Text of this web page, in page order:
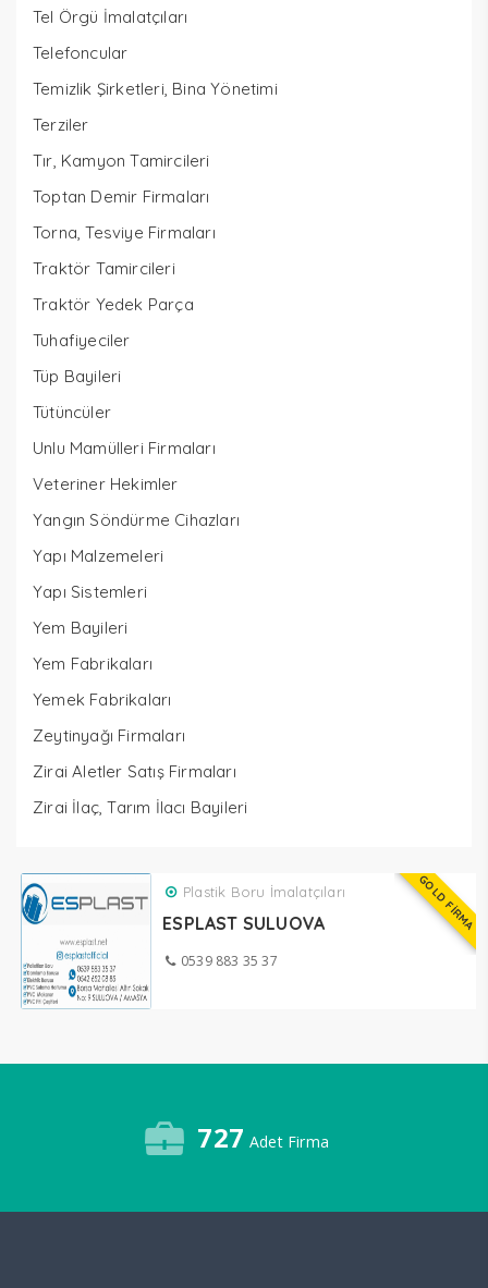
Tel Örgü İmalatçıları
Telefoncular
Temizlik Şirketleri, Bina Yönetimi
Terziler
Tır, Kamyon Tamircileri
Toptan Demir Firmaları
Torna, Tesviye Firmaları
Traktör Tamircileri
Traktör Yedek Parça
Tuhafiyeciler
Tüp Bayileri
Tütüncüler
Unlu Mamülleri Firmaları
Veteriner Hekimler
Yangın Söndürme Cihazları
Yapı Malzemeleri
Yapı Sistemleri
Yem Bayileri
Yem Fabrikaları
Yemek Fabrikaları
Zeytinyağı Firmaları
Zirai Aletler Satış Firmaları
Zirai İlaç, Tarım İlacı Bayileri
GOLD FİRMA
Plastik Boru İmalatçıları
ESPLAST SULUOVA
0539 883 35 37
727 Adet Firma